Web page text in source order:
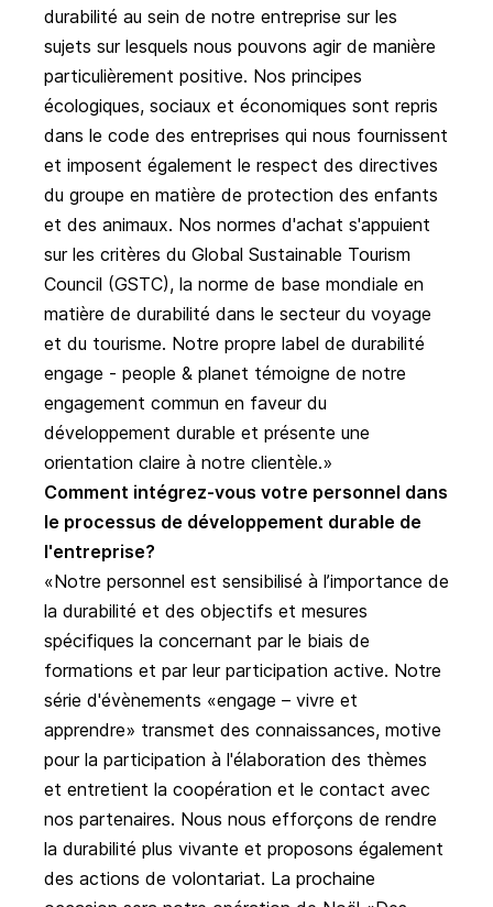
durabilité au sein de notre entreprise sur les
sujets sur lesquels nous pouvons agir de manière
particulièrement positive. Nos principes
écologiques, sociaux et économiques sont repris
dans le code des entreprises qui nous fournissent
et imposent également le respect des directives
du groupe en matière de protection des enfants
et des animaux. Nos normes d'achat s'appuient
sur les critères du Global Sustainable Tourism
Council (GSTC), la norme de base mondiale en
matière de durabilité dans le secteur du voyage
et du tourisme. Notre propre label de durabilité
engage - people & planet témoigne de notre
engagement commun en faveur du
développement durable et présente une
orientation claire à notre clientèle.
Comment intégrez-vous votre personnel dans
le processus de développement durable de
l'entreprise?
Notre personnel est sensibilisé à l’importance de
la durabilité et des objectifs et mesures
spécifiques la concernant par le biais de
formations et par leur participation active. Notre
série d'évènements «engage – vivre et
apprendre» transmet des connaissances, motive
pour la participation à l'élaboration des thèmes
et entretient la coopération et le contact avec
nos partenaires. Nous nous efforçons de rendre
la durabilité plus vivante et proposons également
des actions de volontariat. La prochaine